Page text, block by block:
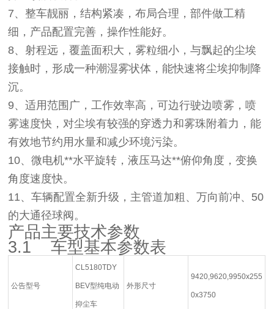
7、整车靓丽，结构紧凑，布局合理，部件做工精
细，产品配置完善，操作性能好。
8、射程远，覆盖面积大，雾粒细小，与飘起的尘埃
接触时，形成一种潮湿雾状体，能快速将尘埃抑制降
沉。
9、适用范围广，工作效率高，可边行驶边喷雾，喷
雾速度快，对尘埃有较强的穿透力和雾珠附着力，能
有效地节约用水量和减少环境污染。
10、微电机**水平旋转，液压马达**俯仰角度，变换
角度速度快。
11、车辆配置全新升级，主管道加粗、万向前冲、50
的大通径球阀。
产品主要技术参数
3.1车型基本参数表
公告型号
CL5180TDY
BEV型纯电动
抑尘车
外形尺寸
9420,9620,9950x255
0x3750